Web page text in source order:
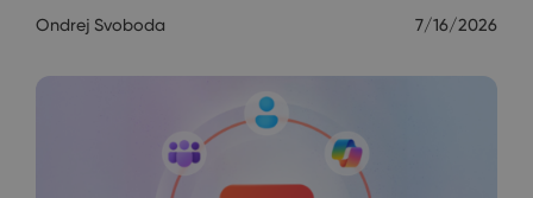
Ondrej Svoboda 7/16/2026